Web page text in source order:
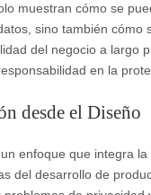
muestran cómo se
sino también cómo
del negocio a largo
en la
desde el Diseño
enfoque que integra
del desarrollo de